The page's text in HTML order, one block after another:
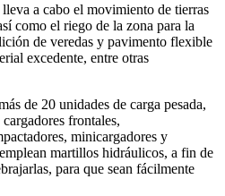
a cabo el movimiento de tierras
como el riego de la zona para la
de veredas y pavimento flexible
excedente, entre otras
de 20 unidades de carga pesada,
frontales,
minicargadores y
martillos hidráulicos, a fin de
para que sean fácilmente